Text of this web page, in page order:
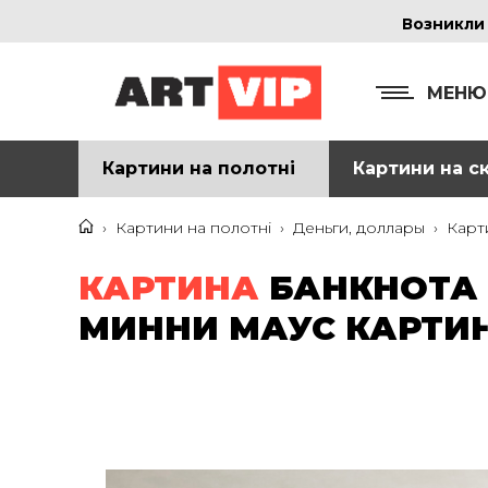
МЕНЮ
Картини на полотні Картини на
› Картини на полотні › Деньги, доллары ›
КАРТИНА
МИННИ МАУС
м.